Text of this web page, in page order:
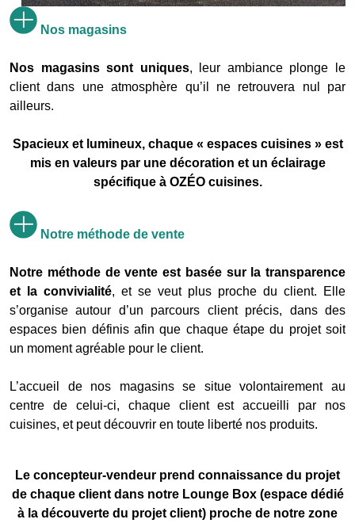
Nos magasins
Nos magasinssont uniques, leur ambiance plonge le
client dans une atmosphère qu’il ne retrouvera nul par
ailleurs.
Spacieux et lumineux, chaque « espaces cuisines » est
mis en valeurs par une décoration et un éclairage
spécifique à OZÉO cuisines.
Notre méthode de vente
Notre méthode de vente est basée sur la transparence
et la convivialité, et se veut plus proche du client. Elle
s’organise autour d’un parcours client précis, dans des
espaces bien définis afin que chaque étape du projet soit
un moment agréable pour le client.
L’accueil de nos magasins se situe volontairement au
centre de celui-ci, chaque client est accueilli par nos
cuisines, et peut découvrir en toute liberté nos produits.
Le concepteur-vendeur prend connaissance du projet
de chaque client dans notre Lounge Box (espace dédié
à la découverte du projet client) proche de notre zone